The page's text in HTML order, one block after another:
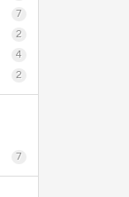
7
2
4
2
7